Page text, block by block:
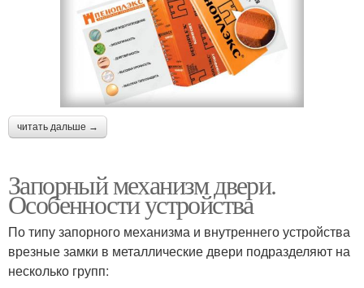
читать дальше →
Запорный механизм двери.
Особенности устройства
По типу запорного механизма и внутреннего устройства
врезные замки в металлические двери подразделяют на
несколько групп: